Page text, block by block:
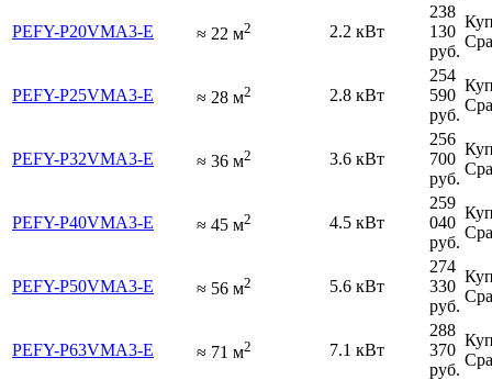
PEFY-P20VMA3-E ≈ 22 м2 2.2 кВт
238
130
руб.
PEFY-P25VMA3-E ≈ 28 м2 2.8 кВт
254
590
руб.
PEFY-P32VMA3-E ≈ 36 м2 3.6 кВт
256
700
руб.
PEFY-P40VMA3-E ≈ 45 м2 4.5 кВт
259
040
руб.
PEFY-P50VMA3-E ≈ 56 м2 5.6 кВт
274
330
руб.
PEFY-P63VMA3-E ≈ 71 м2 7.1 кВт
288
370
руб.